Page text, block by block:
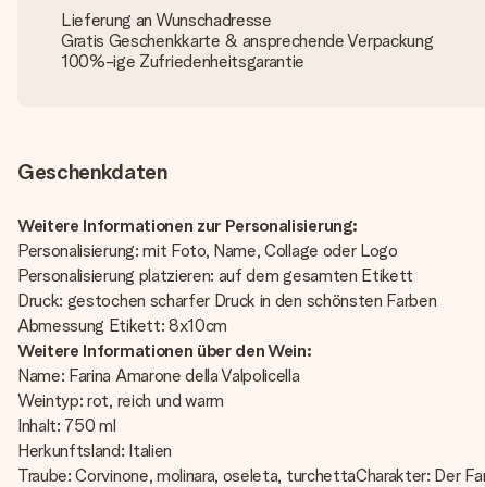
Lieferung an Wunschadresse
Gratis Geschenkkarte & ansprechende Verpackung
100%-ige Zufriedenheitsgarantie
Geschenkdaten
Weitere Informationen zur Personalisierung:
Personalisierung: mit Foto, Name, Collage oder Logo
Personalisierung platzieren: auf dem gesamten Etikett
Druck: gestochen scharfer Druck in den schönsten Farben
Abmessung Etikett: 8x10cm
Weitere Informationen über den Wein:
Name: Farina Amarone della Valpolicella
Weintyp: rot, reich und warm
Inhalt: 750 ml
Herkunftsland: Italien
Traube: Corvinone, molinara, oseleta, turchettaCharakter: Der